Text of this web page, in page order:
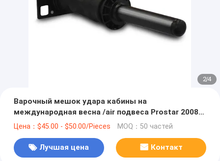
2/4
Варочный мешок удара кабины на
международная весна /air подвеса Prostar 2008+
3595977C95 3595977C96 US/air
Цена：$45.00 - $50.00/Pieces MOQ：50 частей
Лучшая цена Контакт